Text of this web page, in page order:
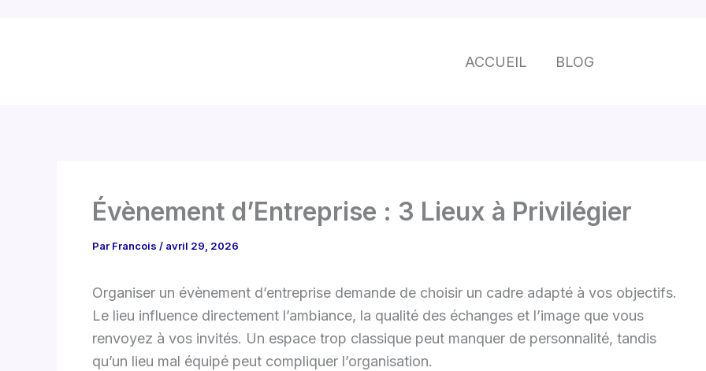
ACCUEIL BLOG
Évènement d’Entreprise : 3 Lieux à Privilégier
Par Francois / avril 29, 2026
Organiser un évènement d’entreprise demande de choisir un cadre adapté à vos objectifs.
Le lieu influence directement l’ambiance, la qualité des échanges et l’image que vous
renvoyez à vos invités. Un espace trop classique peut manquer de personnalité, tandis
qu’un lieu mal équipé peut compliquer l’organisation.